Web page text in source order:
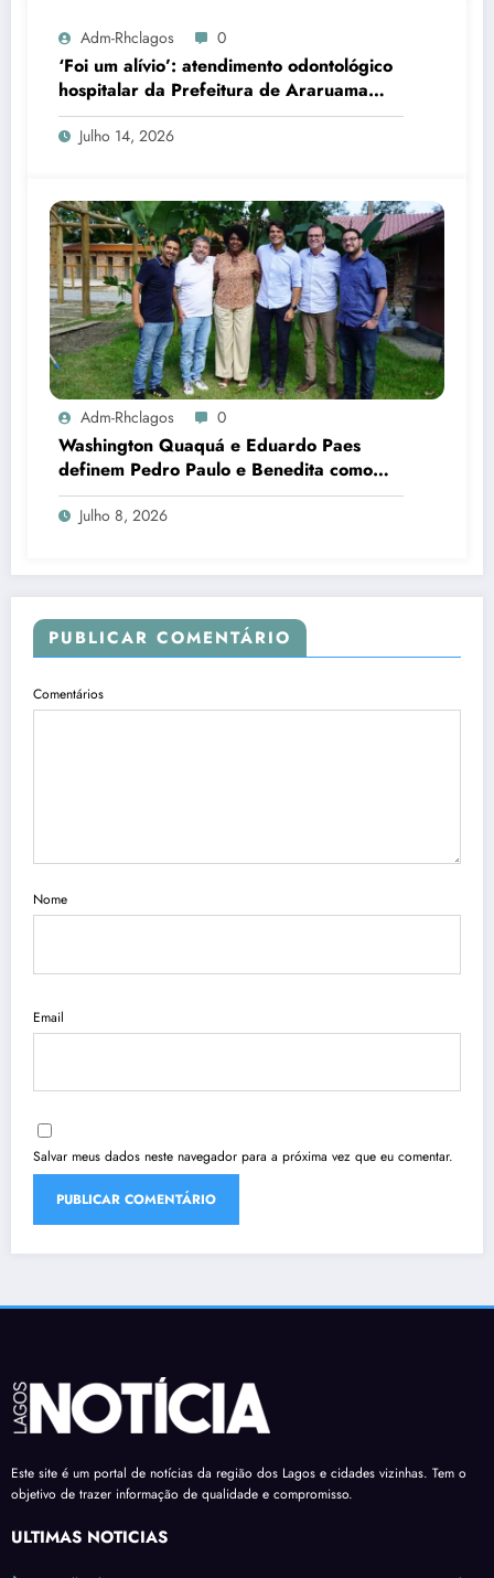
Adm-Rhclagos 0
‘Foi um alívio’: atendimento odontológico
hospitalar da Prefeitura de Araruama
transforma rotina de famílias atípicas
Julho 14, 2026
Adm-Rhclagos 0
Washington Quaquá e Eduardo Paes
definem Pedro Paulo e Benedita como
candidatos ao Senado no Rio
Julho 8, 2026
PUBLICAR COMENTÁRIO
Comentários
Nome
Email
Salvar meus dados neste navegador para a próxima vez que eu comentar.
Este site é um portal de notícias da região dos Lagos e cidades vizinhas. Tem o
objetivo de trazer informação de qualidade e compromisso.
ÚLTIMAS NOTÍCIAS